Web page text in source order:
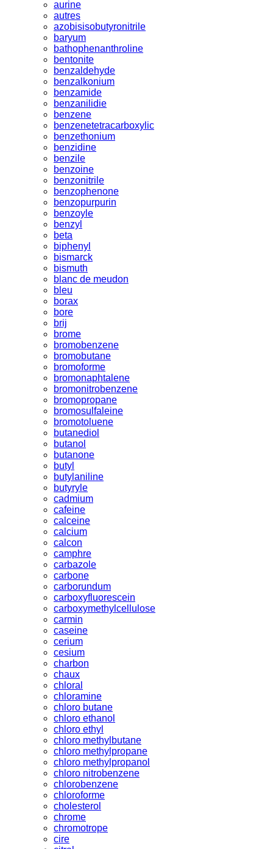
aurine
autres
azobisisobutyronitrile
baryum
bathophenanthroline
bentonite
benzaldehyde
benzalkonium
benzamide
benzanilidie
benzene
benzenetetracarboxylic
benzethonium
benzidine
benzile
benzoine
benzonitrile
benzophenone
benzopurpurin
benzoyle
benzyl
beta
biphenyl
bismarck
bismuth
blanc de meudon
bleu
borax
bore
brij
brome
bromobenzene
bromobutane
bromoforme
bromonaphtalene
bromonitrobenzene
bromopropane
bromosulfaleine
bromotoluene
butanediol
butanol
butanone
butyl
butylaniline
butyryle
cadmium
cafeine
calceine
calcium
calcon
camphre
carbazole
carbone
carborundum
carboxyfluorescein
carboxymethylcellulose
carmin
caseine
cerium
cesium
charbon
chaux
chloral
chloramine
chloro butane
chloro ethanol
chloro ethyl
chloro methylbutane
chloro methylpropane
chloro methylpropanol
chloro nitrobenzene
chlorobenzene
chloroforme
cholesterol
chrome
chromotrope
cire